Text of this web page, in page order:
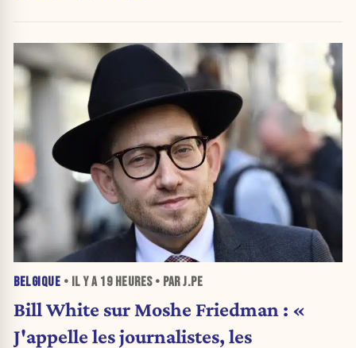
BELGIQUE • IL Y A 19 HEURES• PAR J.PE
Bill White sur Moshe Friedman : «
J'appelle les journalistes, les